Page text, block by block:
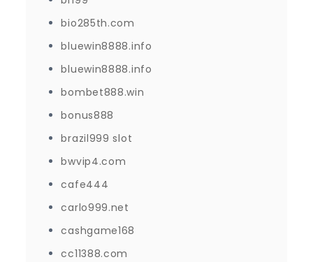
bio285th.com
bluewin8888.info
bluewin8888.info
bombet888.win
bonus888
brazil999 slot
bwvip4.com
cafe444
carlo999.net
cashgame168
cc11388.com